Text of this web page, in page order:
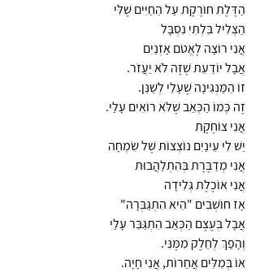
הַדֶּלֶת חוֹרֶקֶת עַל הַחַיִּים שֶׁלִּי
הַצְּלִיל בִּלְתִּי נִסְבָּל
אֲנִי רוֹצָה לֶאֱטֹם אָזְנַיִם
אֲבָל יוֹדַעַת שֶׁזֶּה לֹא יַעֲזֹר.
זוֹ הַמַּנְגִּינָה שֶׁעָלַי לְשַׁנֵּן.
זֶה כְּמוֹ הַכְּאֵב שֶׁלֹּא רוֹאִים עָלַי.
אֲנִי צוֹחֶקֶת
יֵשׁ לִי עֵינַיִם נוֹצְצוֹת שֶׁל שִׂמְחָה
אֲנִי מְדַבֶּרֶת בְּהִתְלַהֲבוּת
אֲנִי אוֹכֶלֶת גְּלִידָה
אָז חוֹשְׁבִים "הִיא הִתְגַּבְּרָה"
אֲבָל בְּעֶצֶם הַכְּאֵב הִתְגַּבֵּר עָלַי
וְהָפַךְ לְחֵלֶק מִמֶּנִּי.
אוֹ בְּמִלִּים אֲחֵרוֹת, אֲנִי חָיָה.